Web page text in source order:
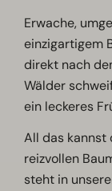
Erwache,
einzigartigem
direkt nach
Wälder
ein leckeres
All das kannst
reizvollen
steht in